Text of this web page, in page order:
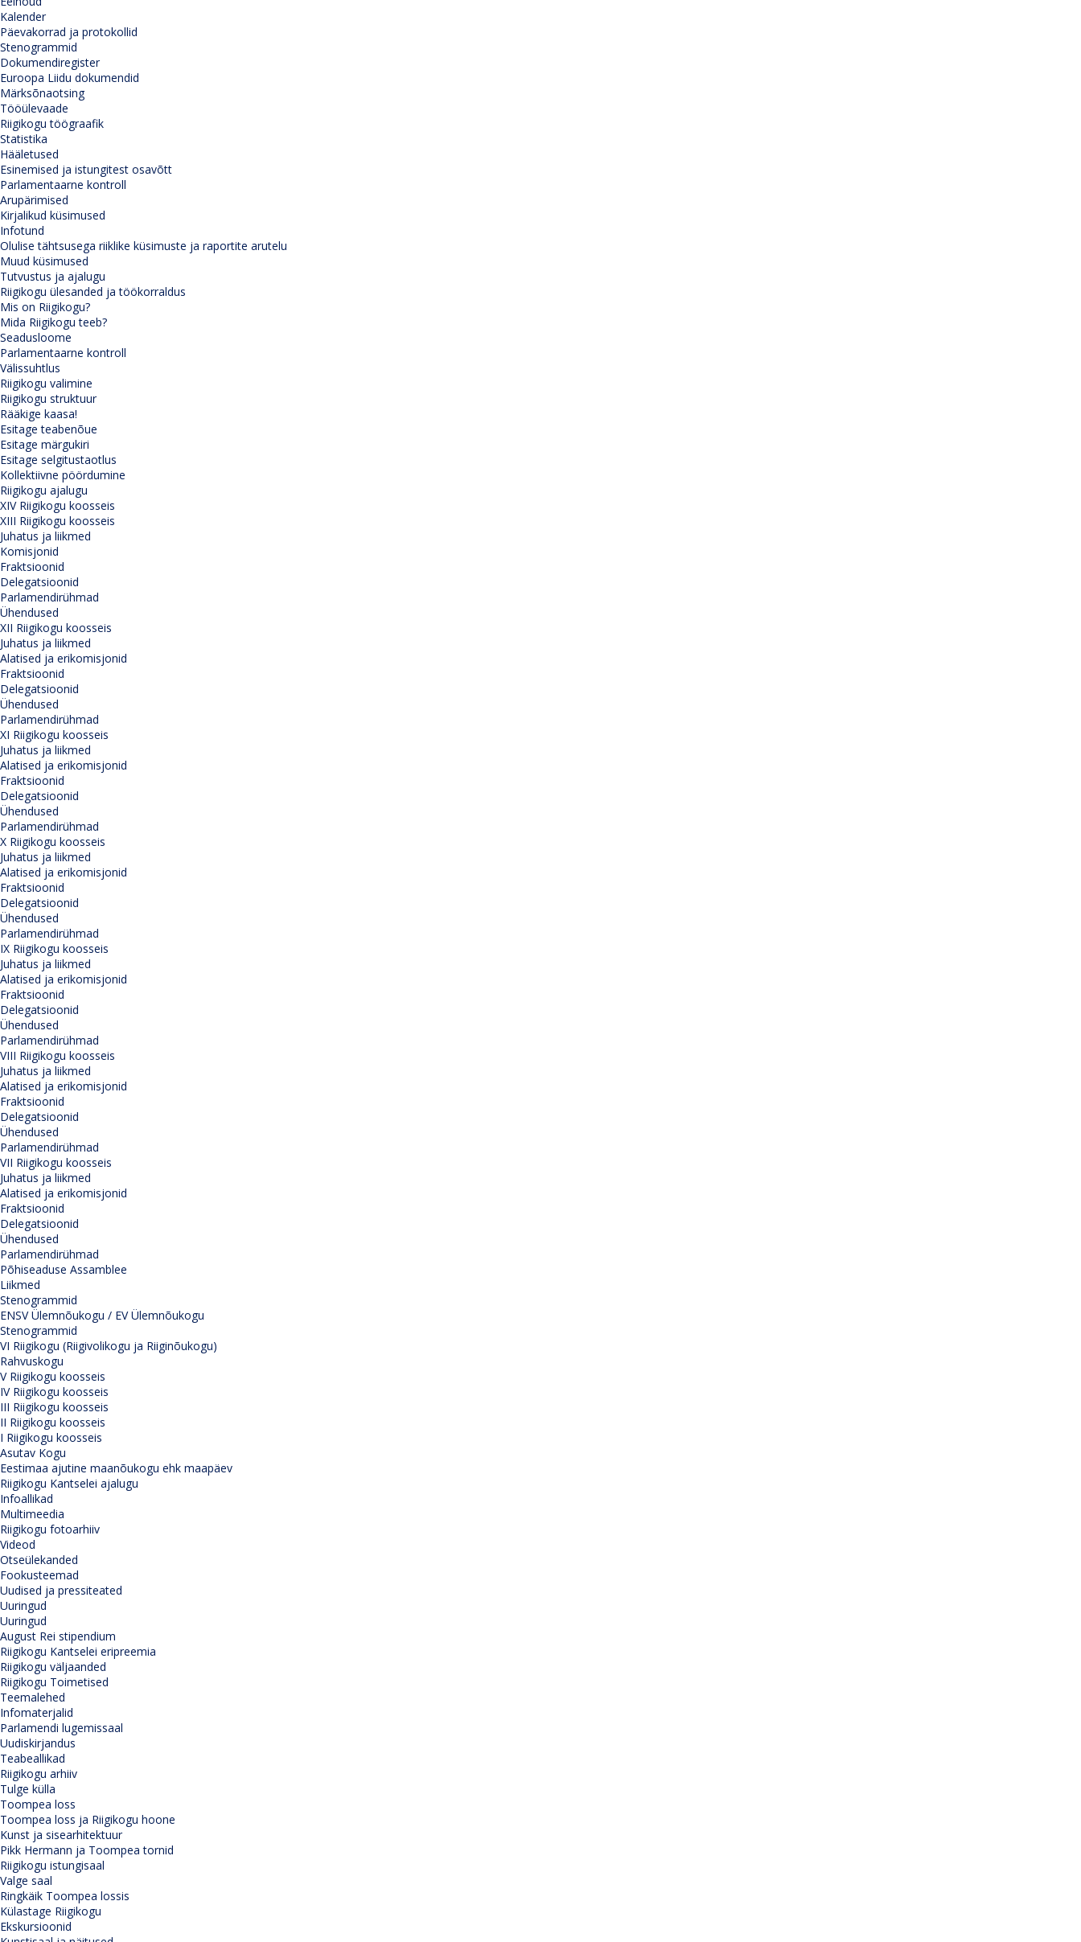
Kalender
Päevakorrad ja protokollid
Stenogrammid
Dokumendiregister
Euroopa Liidu dokumendid
Märksõnaotsing
Tööülevaade
Riigikogu töögraafik
Statistika
Hääletused
Esinemised ja istungitest osavõtt
Parlamentaarne kontroll
Arupärimised
Kirjalikud küsimused
Infotund
Olulise tähtsusega riiklike küsimuste ja raportite arutelu
Muud küsimused
Tutvustus ja ajalugu
Riigikogu ülesanded ja töökorraldus
Mis on Riigikogu?
Mida Riigikogu teeb?
Seadusloome
Parlamentaarne kontroll
Välissuhtlus
Riigikogu valimine
Riigikogu struktuur
Rääkige kaasa!
Esitage teabenõue
Esitage märgukiri
Esitage selgitustaotlus
Kollektiivne pöördumine
Riigikogu ajalugu
XIV Riigikogu koosseis
XIII Riigikogu koosseis
Juhatus ja liikmed
Komisjonid
Fraktsioonid
Delegatsioonid
Parlamendirühmad
Ühendused
XII Riigikogu koosseis
Juhatus ja liikmed
Alatised ja erikomisjonid
Fraktsioonid
Delegatsioonid
Ühendused
Parlamendirühmad
XI Riigikogu koosseis
Juhatus ja liikmed
Alatised ja erikomisjonid
Fraktsioonid
Delegatsioonid
Ühendused
Parlamendirühmad
X Riigikogu koosseis
Juhatus ja liikmed
Alatised ja erikomisjonid
Fraktsioonid
Delegatsioonid
Ühendused
Parlamendirühmad
IX Riigikogu koosseis
Juhatus ja liikmed
Alatised ja erikomisjonid
Fraktsioonid
Delegatsioonid
Ühendused
Parlamendirühmad
VIII Riigikogu koosseis
Juhatus ja liikmed
Alatised ja erikomisjonid
Fraktsioonid
Delegatsioonid
Ühendused
Parlamendirühmad
VII Riigikogu koosseis
Juhatus ja liikmed
Alatised ja erikomisjonid
Fraktsioonid
Delegatsioonid
Ühendused
Parlamendirühmad
Põhiseaduse Assamblee
Liikmed
Stenogrammid
ENSV Ülemnõukogu / EV Ülemnõukogu
Stenogrammid
VI Riigikogu (Riigivolikogu ja Riiginõukogu)
Rahvuskogu
V Riigikogu koosseis
IV Riigikogu koosseis
III Riigikogu koosseis
II Riigikogu koosseis
I Riigikogu koosseis
Asutav Kogu
Eestimaa ajutine maanõukogu ehk maapäev
Riigikogu Kantselei ajalugu
Infoallikad
Multimeedia
Riigikogu fotoarhiiv
Videod
Otseülekanded
Fookusteemad
Uudised ja pressiteated
Uuringud
Uuringud
August Rei stipendium
Riigikogu Kantselei eripreemia
Riigikogu väljaanded
Riigikogu Toimetised
Teemalehed
Infomaterjalid
Parlamendi lugemissaal
Uudiskirjandus
Teabeallikad
Riigikogu arhiiv
Tulge külla
Toompea loss
Toompea loss ja Riigikogu hoone
Kunst ja sisearhitektuur
Pikk Hermann ja Toompea tornid
Riigikogu istungisaal
Valge saal
Ringkäik Toompea lossis
Külastage Riigikogu
Ekskursioonid